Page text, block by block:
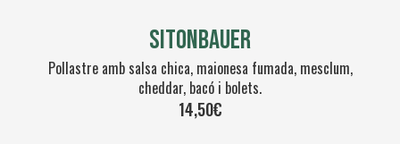
SITONBAUER
Pollastre amb salsa chica, maionesa fumada, mesclum,
cheddar, bacó i bolets.
14,50€